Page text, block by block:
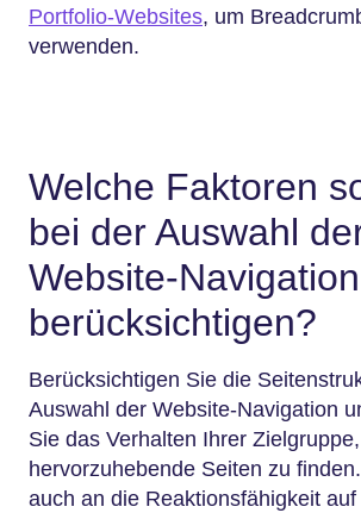
Portfolio-Websites, um
verwenden.
Welche Faktoren
bei der Auswahl
Website-Navigation
berücksichtigen?
Berücksichtigen Sie die
Auswahl der Website-Navigation
Sie das Verhalten Ihrer
hervorzuhebende Seiten zu
auch an die Reaktionsfähigkeit